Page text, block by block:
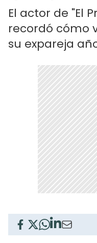
El actor de "El
recordó cómo
su expareja